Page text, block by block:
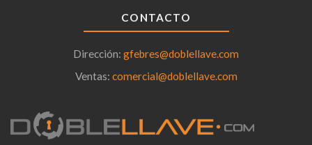
CONTACTO
Dirección: gfebres@doblellave.com
Ventas: comercial@doblellave.com